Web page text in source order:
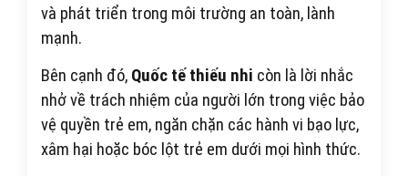
và phát triển trong môi trường an toàn, lành
mạnh.
Bên cạnh đó, Quốc tế thiếu nhi còn là lời nhắc
nhở về trách nhiệm của người lớn trong việc bảo
vệ quyền trẻ em, ngăn chặn các hành vi bạo lực,
xâm hại hoặc bóc lột trẻ em dưới mọi hình thức.